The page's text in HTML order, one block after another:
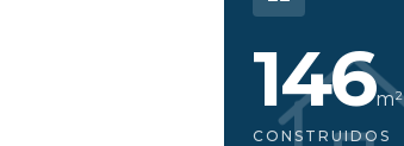
146m²
CONSTRUIDOS